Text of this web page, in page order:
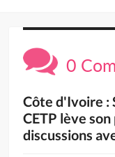
0
Côte d'Ivoire :
CETP lève
discussions